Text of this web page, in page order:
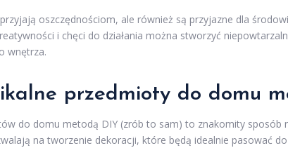
oszczędnościom, ale również są przyjazne dla
i chęci do działania można stworzyć
wnętrza.
przedmioty do domu
do domu metodą DIY (zrób to sam) to znakomity sposób
na tworzenie dekoracji, które będą idealnie pasować